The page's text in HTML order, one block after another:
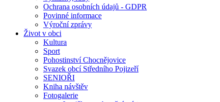
Ochrana osobních údajů - GDPR
Povinné informace
Výroční zprávy
Život v obci
Kultura
Sport
Pohostinství Chocnějovice
Svazek obcí Středního Pojizeří
SENIOŘI
Kniha návštěv
Fotogalerie